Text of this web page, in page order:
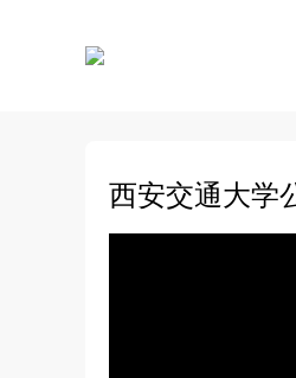
西安交通大学